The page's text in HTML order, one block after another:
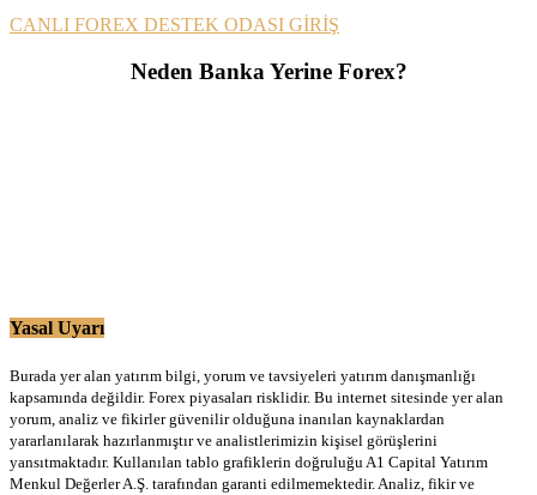
CANLI FOREX DESTEK ODASI GİRİŞ
Neden Banka Yerine Forex?
Yasal Uyarı
Burada yer alan yatırım bilgi, yorum ve tavsiyeleri yatırım danışmanlığı
kapsamında değildir. Forex piyasaları risklidir. Bu internet sitesinde yer alan
yorum, analiz ve fikirler güvenilir olduğuna inanılan kaynaklardan
yararlanılarak hazırlanmıştır ve analistlerimizin kişisel görüşlerini
yansıtmaktadır. Kullanılan tablo grafiklerin doğruluğu A1 Capital Yatırım
Menkul Değerler A.Ş. tarafından garanti edilmemektedir. Analiz, fikir ve